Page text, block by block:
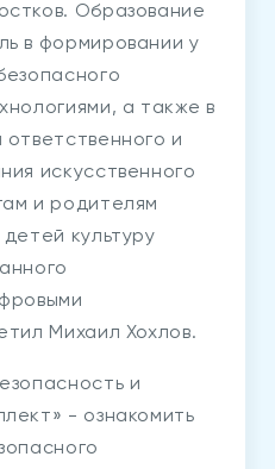
Образование
в формировании у
а также в
ответственного и
искусственного
и родителям
культуру
Михаил Хохлов.
и
- ознакомить